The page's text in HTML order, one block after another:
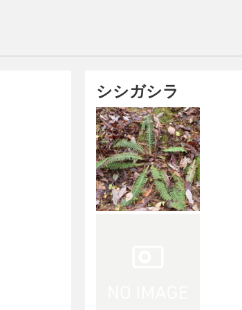
シシガシラ